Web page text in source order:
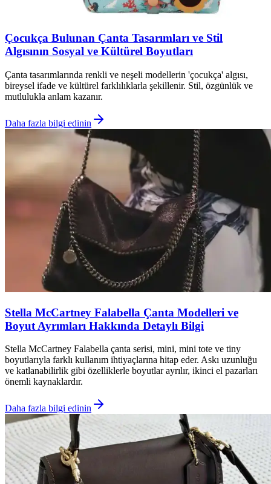
Çocukça Bulunan Çanta Tasarımları ve Stil
Algısının Sosyal ve Kültürel Boyutları
Çanta tasarımlarında renkli ve neşeli modellerin 'çocukça' algısı,
bireysel ifade ve kültürel farklılıklarla şekillenir. Stil, özgünlük ve
mutlulukla anlam kazanır.
Daha fazla bilgi edinin
Stella McCartney Falabella Çanta Modelleri ve
Boyut Ayrımları Hakkında Detaylı Bilgi
Stella McCartney Falabella çanta serisi, mini, mini tote ve tiny
boyutlarıyla farklı kullanım ihtiyaçlarına hitap eder. Askı uzunluğu
ve katlanabilirlik gibi özelliklerle boyutlar ayrılır, ikinci el pazarları
önemli kaynaklardır.
Daha fazla bilgi edinin